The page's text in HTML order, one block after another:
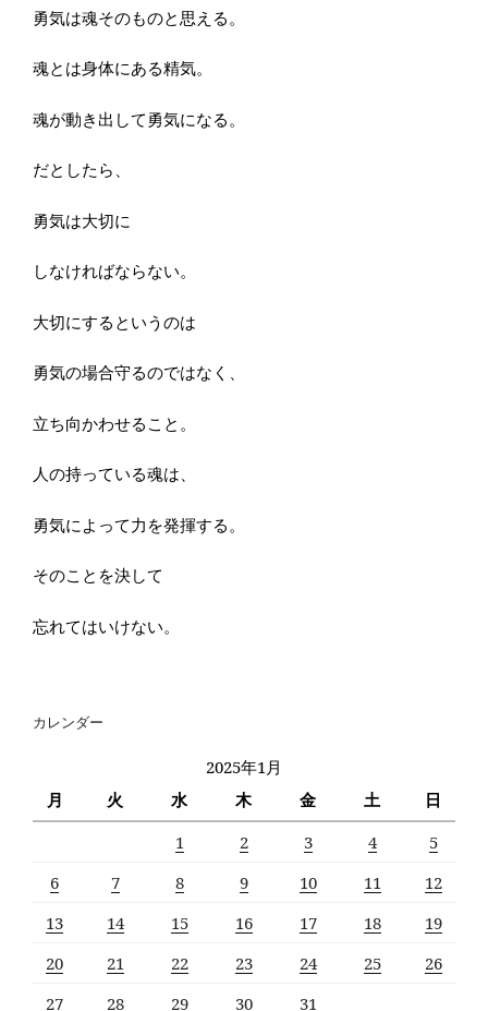
勇気は魂そのものと思える。
魂とは身体にある精気。
魂が動き出して勇気になる。
だとしたら、
勇気は大切に
しなければならない。
大切にするというのは
勇気の場合守るのではなく、
立ち向かわせること。
人の持っている魂は、
勇気によって力を発揮する。
そのことを決して
忘れてはいけない。
カレンダー
2025年1月
月
火 水 木 金 土 日
1 2 3 4
5
6
7 8 9 10 11
12
13
14 15 16 17 18
19
20
21 22 23 24 25
26
27
28 29 30 31